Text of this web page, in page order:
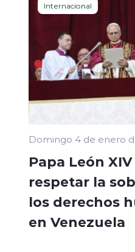
Internacional
Domingo 4 de enero
Papa León
respetar la
los derechos
en Venezuela